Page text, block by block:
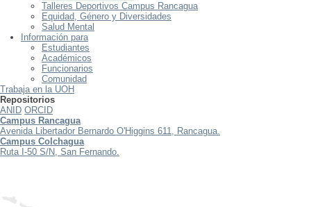
Talleres Deportivos Campus Rancagua
Equidad, Género y Diversidades
Salud Mental
Información para
Estudiantes
Académicos
Funcionarios
Comunidad
Trabaja en la UOH
Repositorios
ANID ORCID
Campus Rancagua
Avenida Libertador Bernardo O'Higgins 611, Rancagua.
Campus Colchagua
Ruta I-50 S/N, San Fernando.